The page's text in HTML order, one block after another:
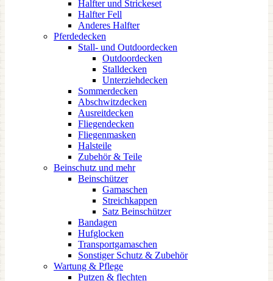
Halfter und Strickeset
Halfter Fell
Anderes Halfter
Pferdedecken
Stall- und Outdoordecken
Outdoordecken
Stalldecken
Unterziehdecken
Sommerdecken
Abschwitzdecken
Ausreitdecken
Fliegendecken
Fliegenmasken
Halsteile
Zubehör & Teile
Beinschutz und mehr
Beinschützer
Gamaschen
Streichkappen
Satz Beinschützer
Bandagen
Hufglocken
Transportgamaschen
Sonstiger Schutz & Zubehör
Wartung & Pflege
Putzen & flechten